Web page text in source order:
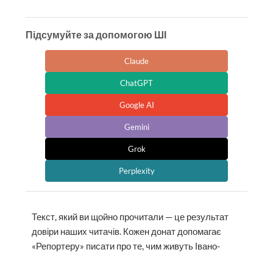
Підсумуйте за допомогою ШІ
Claude
ChatGPT
Google AI
Gemini
Grok
Perplexity
Текст, який ви щойно прочитали — це результат
довіри наших читачів. Кожен донат допомагає
«Репортеру» писати про те, чим живуть Івано-